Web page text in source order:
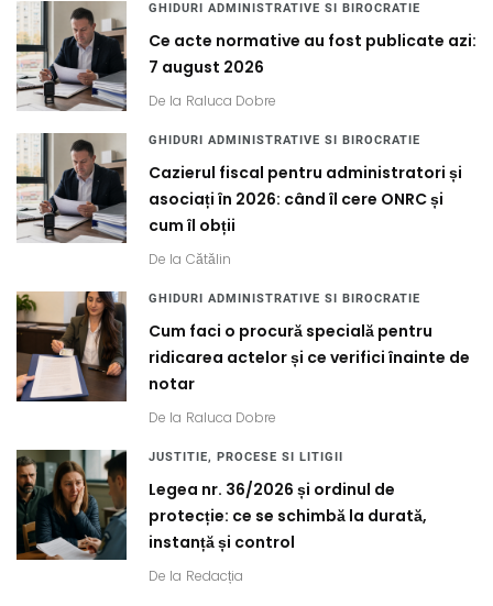
GHIDURI ADMINISTRATIVE SI BIROCRATIE
Ce acte normative au fost publicate azi:
7 august 2026
De la Raluca Dobre
GHIDURI ADMINISTRATIVE SI BIROCRATIE
Cazierul fiscal pentru administratori și
asociați în 2026: când îl cere ONRC și
cum îl obții
De la Cătălin
GHIDURI ADMINISTRATIVE SI BIROCRATIE
Cum faci o procură specială pentru
ridicarea actelor și ce verifici înainte de
notar
De la Raluca Dobre
JUSTITIE, PROCESE SI LITIGII
Legea nr. 36/2026 și ordinul de
protecție: ce se schimbă la durată,
instanță și control
De la Redacția